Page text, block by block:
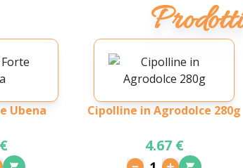
Ubena Cipolline in Agrodolce 280g
4.67 €